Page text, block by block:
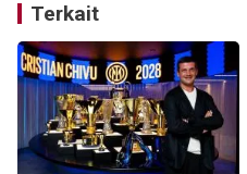
Terkait